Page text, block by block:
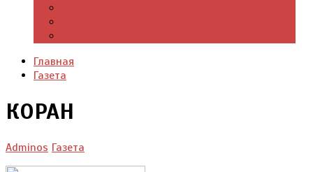
Главная
Газета
КОРАН
Adminos Газета